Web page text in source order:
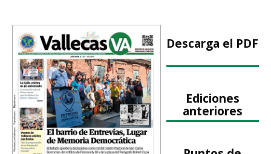
Descarga el PDF
Ediciones
anteriores